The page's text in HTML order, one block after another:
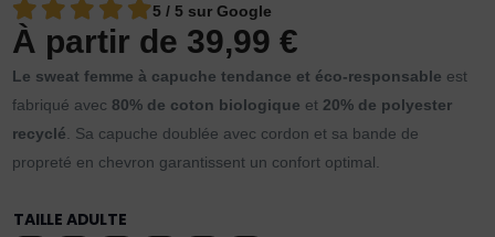
5 / 5 sur Google
À partir de 39,99€
Le sweat femme à capuche tendance et éco-responsable est
fabriqué avec 80% de coton biologique et 20% de polyester
recyclé . Sa capuche doublée avec cordon et sa bande de
propreté en chevron garantissent un confort optimal.
TAILLE ADULTE